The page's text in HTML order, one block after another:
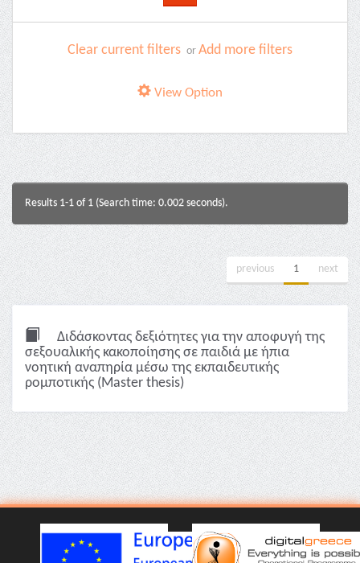
Clear current filters or Add more filters
View Option
Results 1-1 of 1 (Search time: 0.002 seconds).
previous 1 next
Διδάσκοντας δεξιότητες για την αποφυγή της
σεξουαλικής κακοποίησης σε παιδιά με ήπια
νοητική αναπηρία μέσω της εκπαιδευτικής
ρομποτικής (Master thesis)